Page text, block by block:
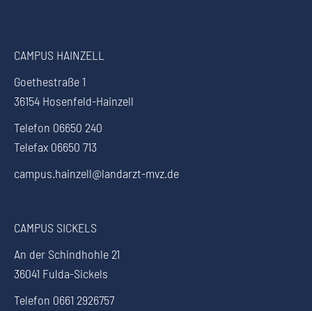
CAMPUS HAINZELL
Goethestraße 1
36154 Hosenfeld-Hainzell
Telefon 06650 240
Telefax 06650 713
campus.hainzell@landarzt-mvz.de
CAMPUS SICKELS
An der Schindhohle 21
36041 Fulda-Sickels
Telefon 0661 2926757